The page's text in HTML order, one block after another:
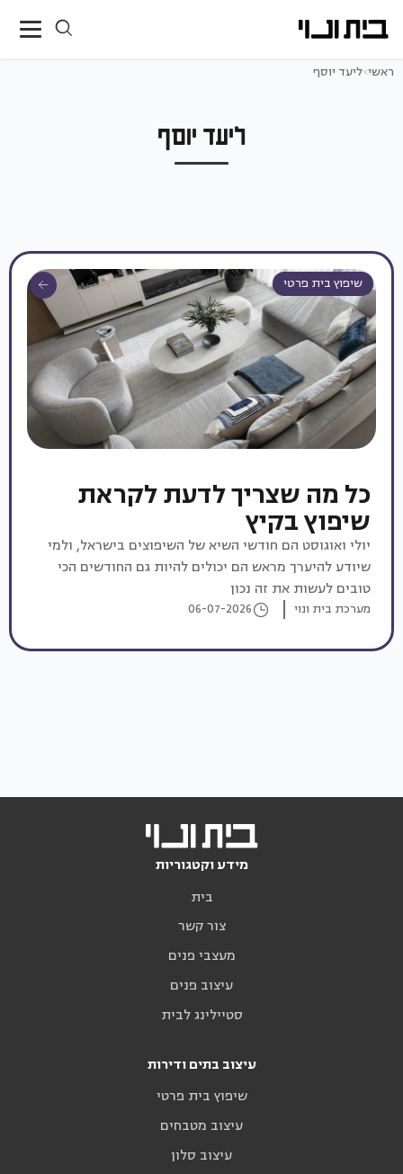
ראשי>ליעד יוסף
ליעד יוסף
שיפוץ בית פרטי
כל מה שצריך לדעת לקראת
שיפוץ בקיץ
יולי ואוגוסט הם חודשי השיא של השיפוצים בישראל, ולמי
שיודע להיערך מראש הם יכולים להיות גם החודשים הכי
טובים לעשות את זה נכון
מערכת בית ונוי 06-07-2026
מידע וקטגוריות
בית
צור קשר
מעצבי פנים
עיצוב פנים
סטיילינג לבית
עיצוב בתים ודירות
שיפוץ בית פרטי
עיצוב מטבחים
עיצוב סלון